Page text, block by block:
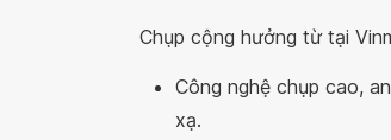
Chụp cộng hưởng từ tại
Công nghệ chụp cao,
xạ.